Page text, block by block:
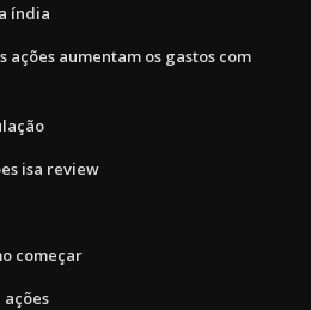
índia
ações aumentam os gastos com
isa review
começar